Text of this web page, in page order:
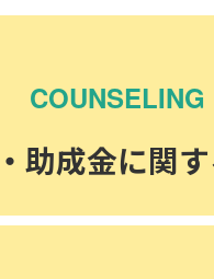
COUNSELING
助成金に関